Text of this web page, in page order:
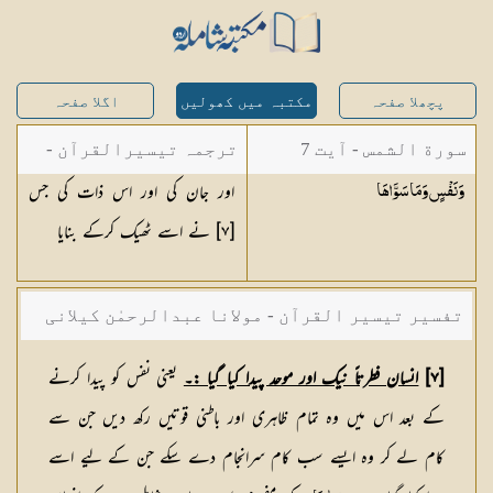
پچھلا صفحہ مکتبہ میں کھولیں اگلا صفحہ
سورة الشمس - آیت 7
وَنَفْسٍ وَمَاسَوَّاهَا
ترجمہ تیسیرالقرآن -
مولانا عبد الرحمن
کیلانی
اور جان کی اور اس ذات کی جس
[٧] نے اسے ٹھیک کرکے بنایا
تفسیر تیسیر القرآن - مولانا عبدالرحمٰن کیلانی
[٧] انسان فطرتاً نیک اور موحد پیدا کیا گیا :۔یعنی نفس کو پیدا کرنے
کے بعد اس میں وہ تمام ظاہری اور باطنی قوتیں رکھ دیں جن سے
کام لے کر وہ ایسے سب کام سرانجام دے سکے جن کے لیے اسے